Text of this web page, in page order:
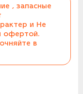
, запасные
и Не
офертой.
в